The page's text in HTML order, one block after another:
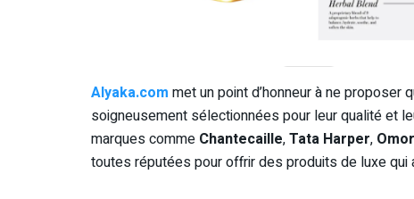
Alyaka.com met un point d’honneur à ne
soigneusement sélectionnées pour leur qualité et
marques comme Chantecaille,Tata Harper,
toutes réputées pour offrir des produits de luxe